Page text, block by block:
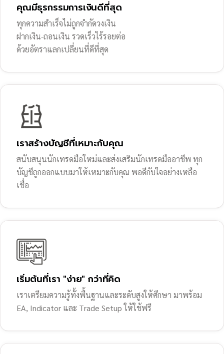
คุณมีธุรกรรมการเงินดีที่สุด
ทุกความสำเร็จไม่ถูกจำกัดวงเงิน
ฝากเงิน-ถอนเงิน รวดเร็วไร้รอยต่อ
ด้วยอัตราแลกเปลี่ยนที่ดีที่สุด
เราสร้างบัญชีที่เหมาะกับคุณ
สนับสนุนนักเทรดมือใหม่และส่งเสริมนักเทรดมืออาชีพ ทุก
บัญชีถูกออกแบบมาให้เหมาะกับคุณ พอดีกับใจอย่างเหลือ
เชื่อ
เริ่มต้นที่เรา "ง่าย" กว่าที่คิด
เราเตรียมความรู้ทั้งพื้นฐานและระดับสูงให้ศึกษา มาพร้อม
EA, Indicator และ Trade Setup ให้ใช้ฟรี